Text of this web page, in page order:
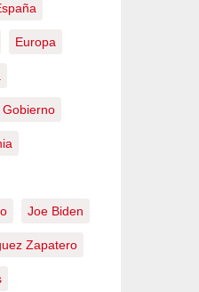
Europa
Gobierno
Joe Biden
Zapatero